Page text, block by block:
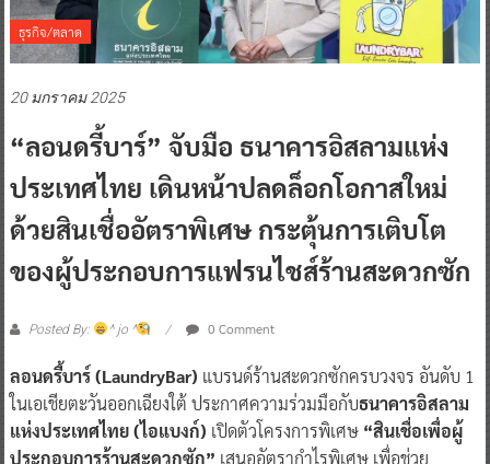
ธุรกิจ/ตลาด
20 มกราคม 2025
“ลอนดรี้บาร์” จับมือ ธนาคารอิสลามแห่ง
ประเทศไทย เดินหน้าปลดล็อกโอกาสใหม่
ด้วยสินเชื่ออัตราพิเศษ กระตุ้นการเติบโต
ของผู้ประกอบการแฟรนไชส์ร้านสะดวกซัก
Posted By: ^ jo ^ 0 Comment
ลอนดรี้บาร์ (LaundryBar) แบรนด์ร้านสะดวกซักครบวงจร อันดับ 1
ในเอเชียตะวันออกเฉียงใต้ ประกาศความร่วมมือกับธนาคารอิสลาม
แห่งประเทศไทย (ไอแบงก์) เปิดตัวโครงการพิเศษ “สินเชื่อเพื่อผู้
ประกอบการร้านสะดวกซัก” เสนออัตรากำไรพิเศษ เพื่อช่วย